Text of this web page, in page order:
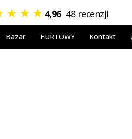
★ ★ ★ 4,96 48 recenzji
Bazar HURTOWY Kontakt